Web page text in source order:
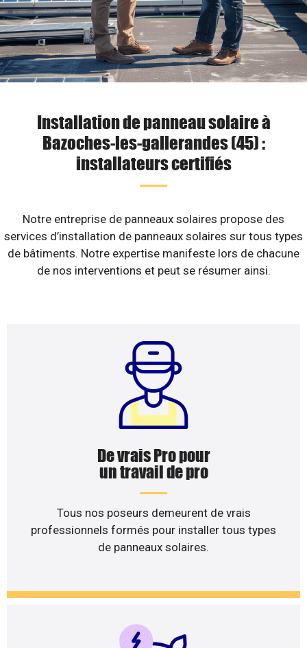
Installation de panneau solaire à
Bazoches-les-gallerandes (45) :
installateurs certifiés
Notre entreprise de panneaux solaires propose des
services d’installation de panneaux solaires sur tous types
de bâtiments. Notre expertise manifeste lors de chacune
de nos interventions et peut se résumer ainsi.
De vrais Pro pour
un travail de pro
Tous nos poseurs demeurent de vrais
professionnels formés pour installer tous types
de panneaux solaires.